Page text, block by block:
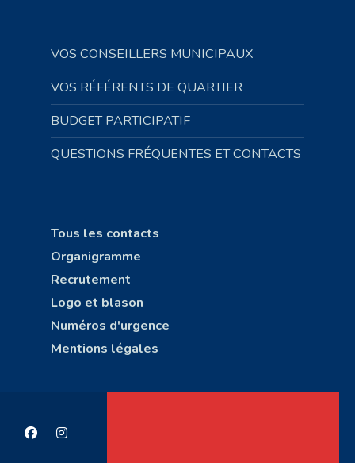
VOS CONSEILLERS MUNICIPAUX
VOS RÉFÉRENTS DE QUARTIER
BUDGET PARTICIPATIF
QUESTIONS FRÉQUENTES ET CONTACTS
Tous les contacts
Organigramme
Recrutement
Logo et blason
Numéros d'urgence
Mentions légales